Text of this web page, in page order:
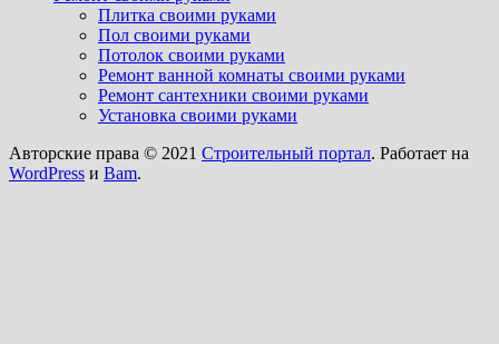
Плитка своими руками
Пол своими руками
Потолок своими руками
Ремонт ванной комнаты своими руками
Ремонт сантехники своими руками
Установка своими руками
Авторские права © 2021 Строительный портал. Работает на
WordPress и Bam.